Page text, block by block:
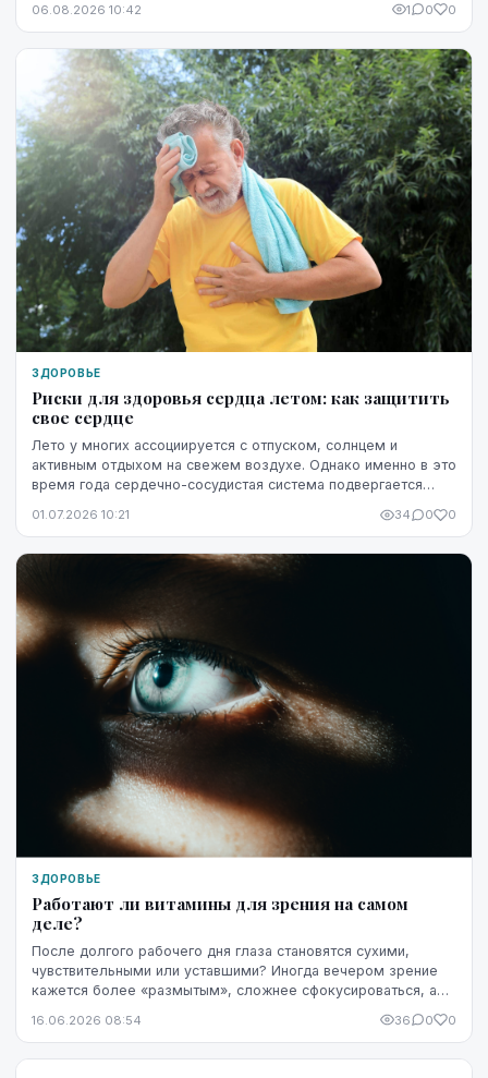
06.08.2026 10:42 1 0 0
ЗДОРОВЬЕ
Риски для здоровья сердца летом: как защитить
свое сердце
Лето у многих ассоциируется с отпуском, солнцем и
активным отдыхом на свежем воздухе. Однако именно в это
время года сердечно-сосудистая система подвергается
01.07.2026 10:21 34 0 0
ЗДОРОВЬЕ
Работают ли витамины для зрения на самом
деле?
После долгого рабочего дня глаза становятся сухими,
чувствительными или уставшими? Иногда вечером зрение
кажется более «размытым», сложнее сфокусироваться, а
16.06.2026 08:54 36 0 0